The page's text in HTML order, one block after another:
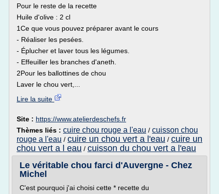
Pour le reste de la recette
Huile d'olive : 2 cl
1Ce que vous pouvez préparer avant le cours
- Réaliser les pesées.
- Éplucher et laver tous les légumes.
- Effeuiller les branches d'aneth.
2Pour les ballottines de chou
Laver le chou vert,...
Lire la suite
Site : https://www.atelierdeschefs.fr
Thèmes liés : cuire chou rouge a l'eau / cuisson chou
rouge a l'eau / cuire un chou vert a l'eau / cuire un
chou vert a l eau / cuisson du chou vert a l'eau
Le véritable chou farci d'Auvergne - Chez
Michel
C'est pourquoi j'ai choisi cette * recette du